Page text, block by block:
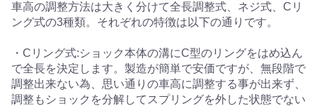
車高の調整方法は大きく分けて全長調整式、ネジ式、Cリ
ング式の3種類。それぞれの特徴は以下の通りです。
・Cリング式:ショック本体の溝にC型のリングをはめ込ん
で全長を決定します。製造が簡単で安価ですが、無段階で
調整出来ない為、思い通りの車高に調整する事が出来ず、
調整もショックを分解してスプリングを外した状態でない